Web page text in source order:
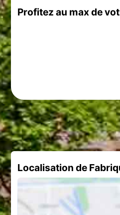
Profitez au max de
Localisation de